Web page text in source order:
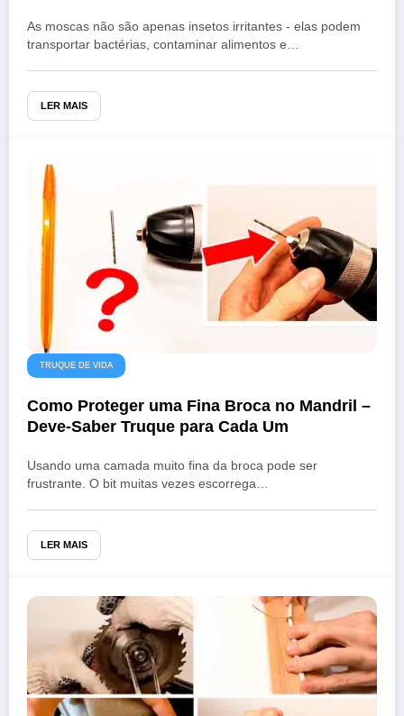
As moscas não são apenas insetos irritantes - elas podem
transportar bactérias, contaminar alimentos e…
LER MAIS
TRUQUE DE VIDA
Como Proteger uma Fina Broca no Mandril –
Deve-Saber Truque para Cada Um
Usando uma camada muito fina da broca pode ser
frustrante. O bit muitas vezes escorrega…
LER MAIS